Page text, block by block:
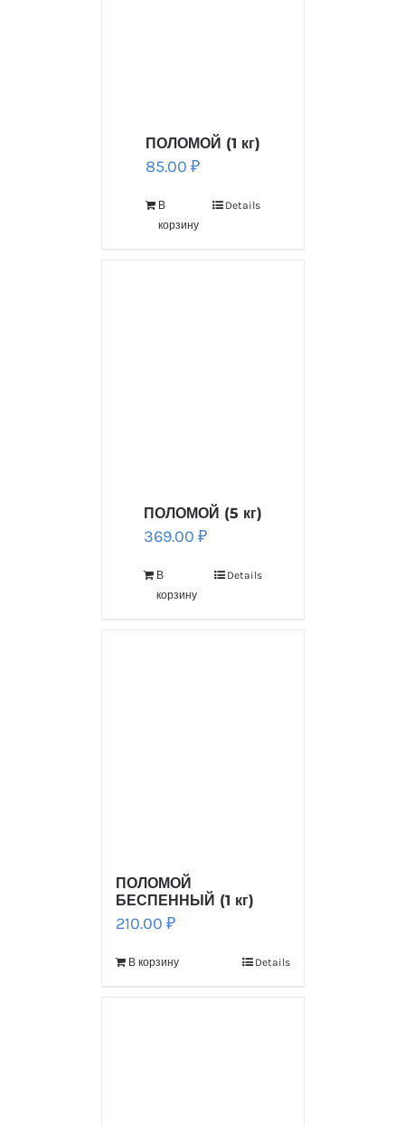
ПОЛОМОЙ (1 кг)
85.00 ₽
В
корзину
Details
ПОЛОМОЙ (5 кг)
369.00 ₽
В
корзину
Details
ПОЛОМОЙ
БЕСПЕННЫЙ (1 кг)
210.00 ₽
В корзину Details